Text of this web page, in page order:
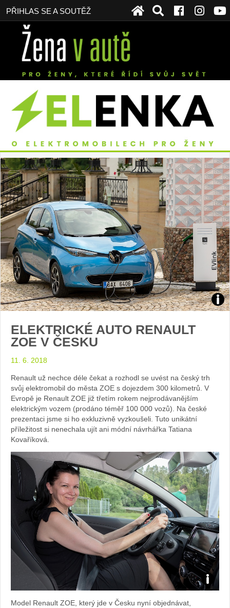
PŘIHLAS SE A SOUTĚŽ
ELEKTRICKÉ AUTO RENAULT
ZOE V ČESKU
11. 6. 2018
Renault už nechce déle čekat a rozhodl se uvést na český trh
svůj elektromobil do města ZOE s dojezdem 300 kilometrů. V
Evropě je Renault ZOE již třetím rokem nejprodávanějším
elektrickým vozem (prodáno téměř 100 000 vozů). Na české
prezentaci jsme si ho exkluzivně vyzkoušeli. Tuto unikátní
příležitost si nenechala ujít ani módní návrhářka Tatiana
Kovaříková.
Zdroj:
Model Renault ZOE, který jde v Česku nyní objednávat,